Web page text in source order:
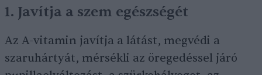
1. Javítja a szem egészségét
Az A-vitamin javítja a látást, megvédi a
szaruhártyát, mérsékli az öregedéssel járó